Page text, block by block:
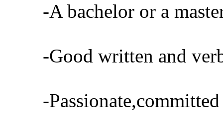
-A bachelor or a
-Good written and
-Passionate,committed